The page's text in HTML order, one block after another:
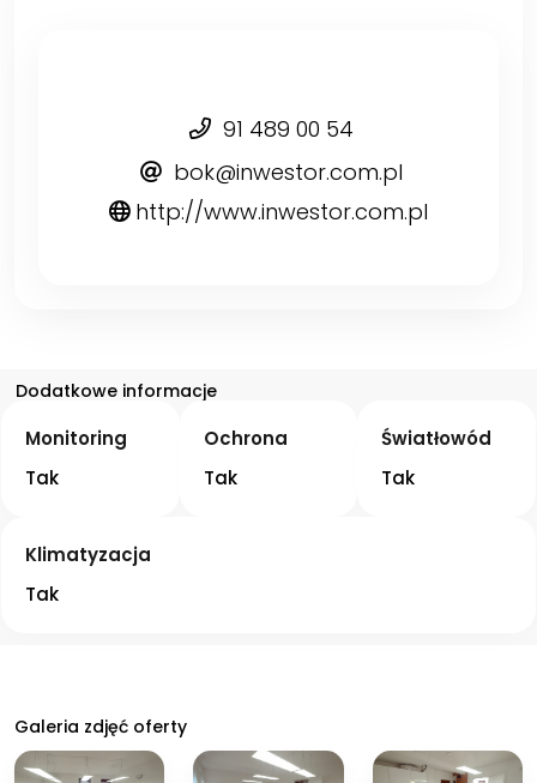
91 489 00 54
bok@inwestor.com.pl
http://www.inwestor.com.pl
Dodatkowe informacje
Monitoring
Tak
Ochrona
Tak
Światłowód
Tak
Klimatyzacja
Tak
Galeria zdjęć oferty